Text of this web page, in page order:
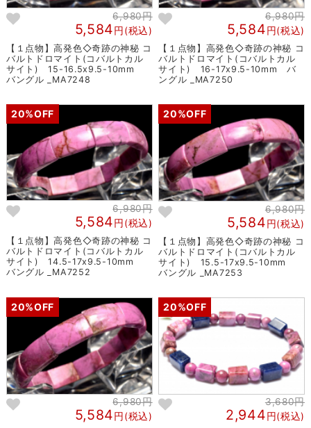
6,980円
5,584円(税込)
【１点物】高発色◇奇跡の神秘 コ
バルトドロマイト(コバルトカル
サイト) 15-16.5x9.5-10mm
バングル _MA7248
6,980円
5,584円(税込)
【１点物】高発色◇奇跡の神秘 コ
バルトドロマイト(コバルトカル
サイト) 16-17x9.5-10mm バ
ングル _MA7250
20%OFF
6,980円
5,584円(税込)
【１点物】高発色◇奇跡の神秘 コ
バルトドロマイト(コバルトカル
サイト) 14.5-17x9.5-10mm
バングル _MA7252
20%OFF
6,980円
5,584円(税込)
【１点物】高発色◇奇跡の神秘 コ
バルトドロマイト(コバルトカル
サイト) 15.5-17x9.5-10mm
バングル _MA7253
20%OFF
6,980円
5,584円(税込)
20%OFF
3,680円
2,944円(税込)